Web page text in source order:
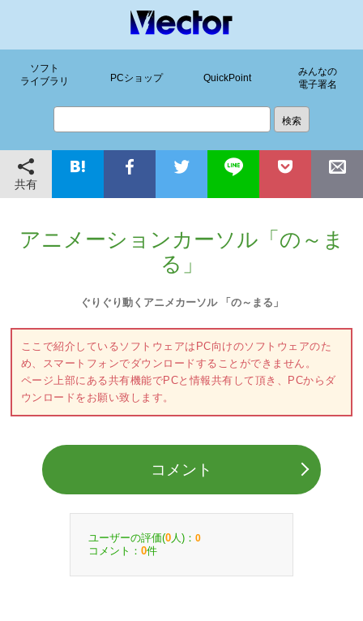
ソフト
ライブラリ
PCショップ QuickPoint
みんなの
電子署名
共有
アニメーションカーソル「の～ま
る」
ぐりぐり動くアニメカーソル 「の～まる」
ここで紹介しているソフトウェアはPC向けのソフトウェアのた
め、スマートフォンでダウンロードすることができません。
ページ上部にある共有機能でPCと情報共有して頂き、PCからダ
ウンロードをお願い致します。
コメント
ユーザーの評価(0 人)： 0
コメント： 0件